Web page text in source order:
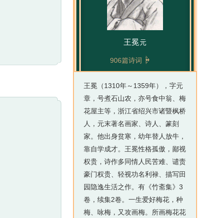
王冕 元
906篇诗词
王冕（1310年～1359年），字元
章，号煮石山农，亦号食中翁、梅
花屋主等，浙江省绍兴市诸暨枫桥
人，元末著名画家、诗人、篆刻
家。他出身贫寒，幼年替人放牛，
靠自学成才。王冕性格孤傲，鄙视
权贵，诗作多同情人民苦难、谴责
豪门权贵、轻视功名利禄、描写田
园隐逸生活之作。有《竹斋集》3
卷，续集2卷。一生爱好梅花，种
梅、咏梅，又攻画梅。所画梅花花